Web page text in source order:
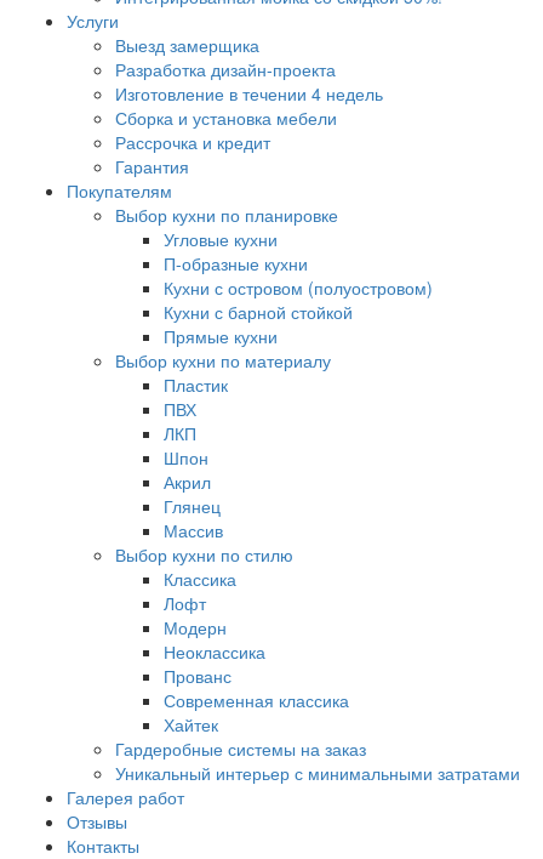
Услуги
Выезд замерщика
Разработка дизайн-проекта
Изготовление в течении 4 недель
Сборка и установка мебели
Рассрочка и кредит
Гарантия
Покупателям
Выбор кухни по планировке
Угловые кухни
П-образные кухни
Кухни с островом (полуостровом)
Кухни с барной стойкой
Прямые кухни
Выбор кухни по материалу
Пластик
ПВХ
ЛКП
Шпон
Акрил
Глянец
Массив
Выбор кухни по стилю
Классика
Лофт
Модерн
Неоклассика
Прованс
Современная классика
Хайтек
Гардеробные системы на заказ
Уникальный интерьер с минимальными затратами
Галерея работ
Отзывы
Контакты